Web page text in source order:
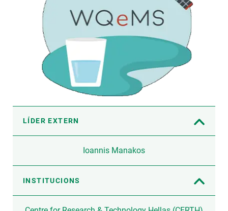
LÍDER EXTERN
Ioannis Manakos
INSTITUCIONS